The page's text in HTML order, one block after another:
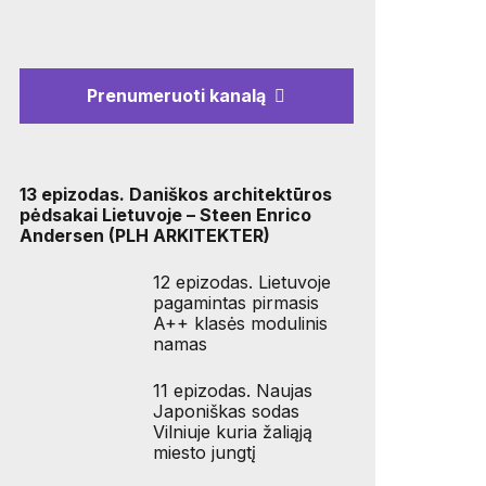
Prenumeruoti kanalą
13 epizodas. Daniškos architektūros
pėdsakai Lietuvoje – Steen Enrico
Andersen (PLH ARKITEKTER)
12 epizodas. Lietuvoje
pagamintas pirmasis
A++ klasės modulinis
namas
11 epizodas. Naujas
Japoniškas sodas
Vilniuje kuria žaliąją
miesto jungtį